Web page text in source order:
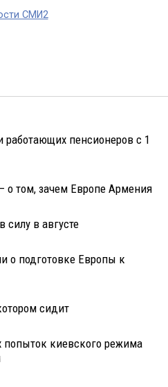
СМИ2
работающих пенсионеров с 1
том, зачем Европе Армения
в августе
о подготовке Европы к
сидит
попыток киевского режима